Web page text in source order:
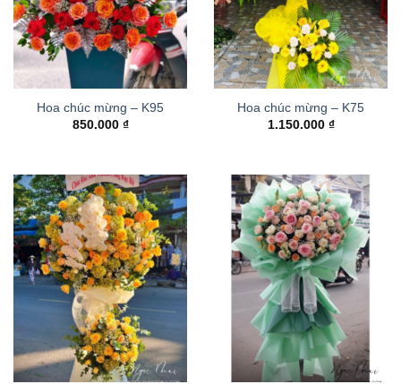
Hoa chúc mừng – K95
850.000 ₫
Hoa chúc mừng – K75
1.150.000 ₫